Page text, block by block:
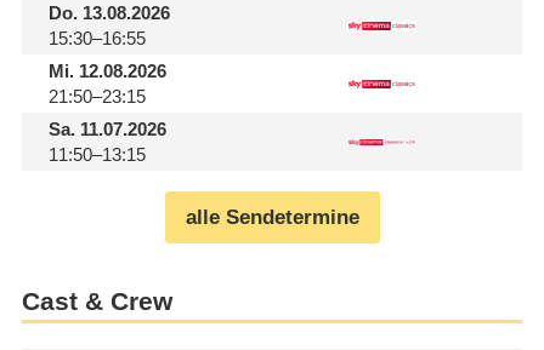
Do.13.08.2026
15:30–16:55
Mi.12.08.2026
21:50–23:15
Sa.11.07.2026
11:50–13:15
alle Sendetermine
Cast & Crew